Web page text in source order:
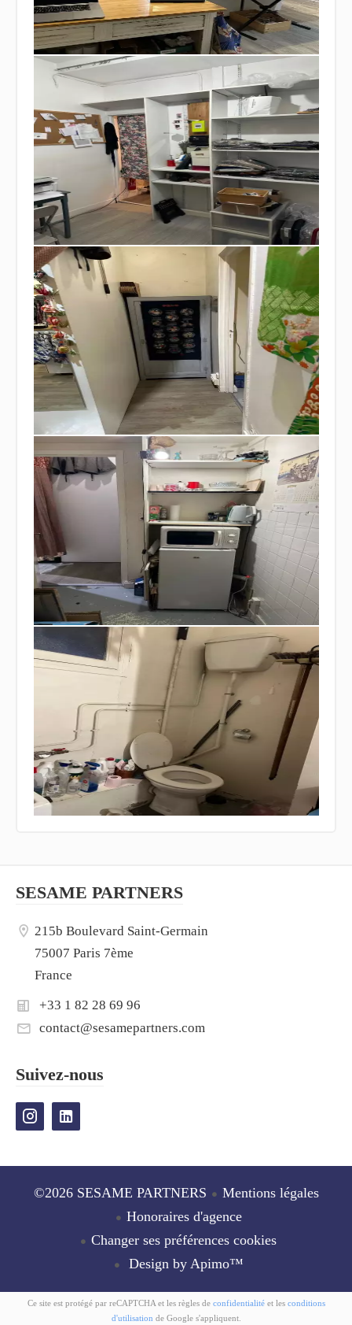
SESAME PARTNERS
215b Boulevard Saint-Germain
75007 Paris 7ème
France
+33 1 82 28 69 96
contact@sesamepartners.com
Suivez-nous
©2026 SESAME PARTNERS
Mentions légales
Honoraires d'agence
Changer ses préférences cookies
Design by Apimo™
Ce site est protégé par reCAPTCHA et les règles de confidentialitéet les conditions
d'utilisation de Google s'appliquent.